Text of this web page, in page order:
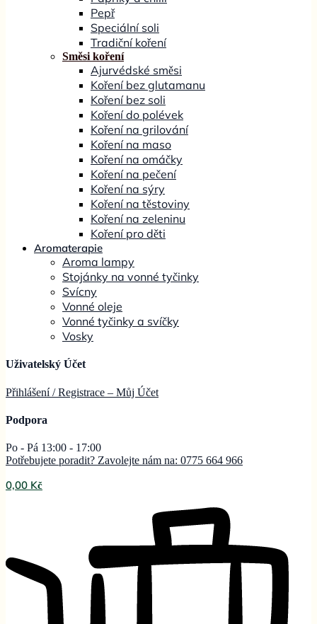
Pepř
Speciální soli
Tradiční koření
Směsi koření
Ajurvédské směsi
Koření bez glutamanu
Koření bez soli
Koření do polévek
Koření na grilování
Koření na maso
Koření na omáčky
Koření na pečení
Koření na sýry
Koření na těstoviny
Koření na zeleninu
Koření pro děti
Aromaterapie
Aroma lampy
Stojánky na vonné tyčinky
Svícny
Vonné oleje
Vonné tyčinky a svíčky
Vosky
Uživatelský Účet
Přihlášení / Registrace – Můj Účet
Podpora
Po - Pá 13:00 - 17:00
Potřebujete poradit? Zavolejte nám na: 0775 664 966
0,00 Kč